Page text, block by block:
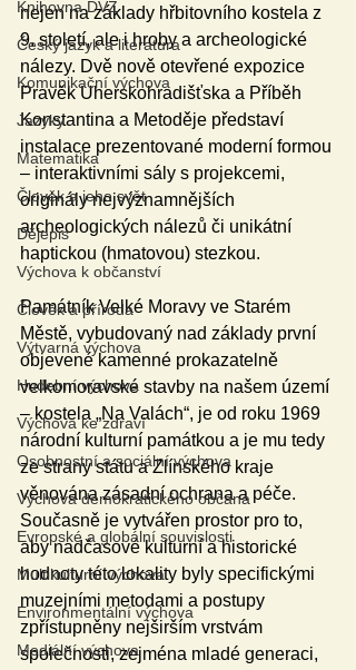
Knihovna DVZ
Český jazyk a literatura
Komunikační výchova
Jazyky
Matematika
Člověk a jeho svět
Dějepis
Výchova k občanství
Člověk a příroda
Výtvarná výchova
Hudební výchova
Výchova ke zdraví
Osobnostní a sociální výchova
Výchova demokratického občana
Evropské a globální souvislosti
Multikulturní výchova
Environmentální výchova
Mediální výchova
nejen na základy hřbitovního kostela z
9. století, ale i hroby a archeologické
nálezy. Dvě nově otevřené expozice
Pravěk Uherskohradišťska a Příběh
Konstantina a Metoděje představí
instalace prezentované moderní formou
– interaktivními sály s projekcemi,
originály nejvýznamnějších
archeologických nálezů či unikátní
haptickou (hmatovou) stezkou.
Památník Velké Moravy ve Starém
Městě, vybudovaný nad základy první
objevené kamenné prokazatelně
velkomoravské stavby na našem území
– kostela „Na Valách“, je od roku 1969
národní kulturní památkou a je mu tedy
ze strany státu a Zlínského kraje
věnována zásadní ochrana a péče.
Současně je vytvářen prostor pro to,
aby nadčasové kulturní a historické
hodnoty této lokality byly specifickými
muzejními metodami a postupy
zpřístupněny nejširším vrstvám
společnosti, zejména mladé generaci,